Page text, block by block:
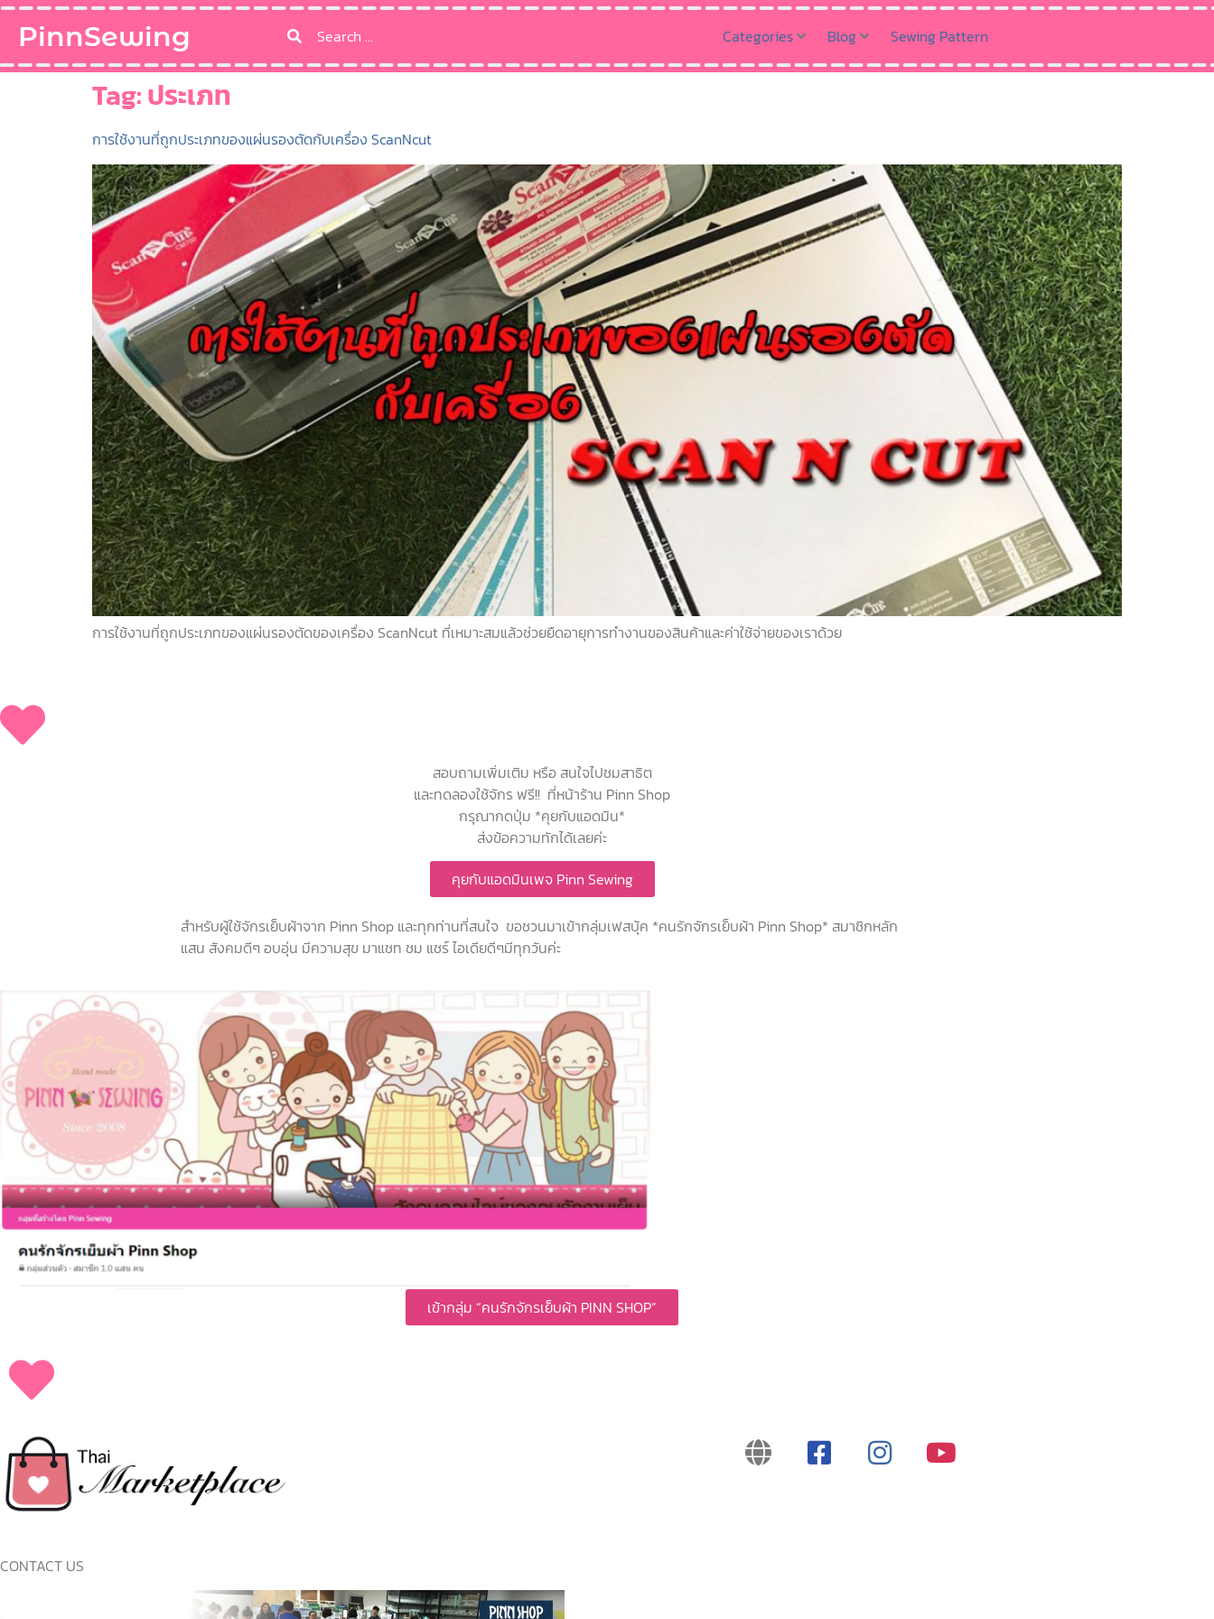
PinnSewing Categories Blog Sewing Pattern
Tag:ประเภท
การใช้งานที่ถูกประเภทของแผ่นรองตัดกับเครื่อง ScanNcut
การใช้งานที่ถูกประเภทของแผ่นรองตัดของเครื่อง ScanNcut ที่เหมาะสมแล้วช่วยยืดอายุการทำงานของสินค้าและค่าใช้จ่ายของเราด้วย
สอบถามเพิ่มเติม หรือ สนใจไปชมสาธิต
และทดลองใช้จักร ฟรี!! ที่หน้าร้าน Pinn Shop
กรุณากดปุ่ม *คุยกับแอดมิน*
ส่งข้อความทักได้เลยค่ะ
คุยกับแอดมินเพจ Pinn Sewing
สำหรับผู้ใช้จักรเย็บผ้าจาก Pinn Shop และทุกท่านที่สนใจ ขอชวนมาเข้ากลุ่มเฟสบุ้ค *คนรักจักรเย็บผ้า Pinn Shop* สมาชิกหลัก
แสน สังคมดีๆ อบอุ่น มีความสุข มาแชท ชม แชร์ ไอเดียดีๆมีทุกวันค่ะ
เข้ากลุ่ม “คนรักจักรเย็บผ้า PINN SHOP”
CONTACT US